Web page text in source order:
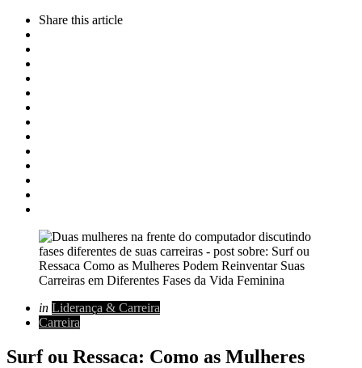
Share this article
Categorias
Posted
in
in Liderança & Carreira
Carreira
Surf ou Ressaca: Como as Mulheres